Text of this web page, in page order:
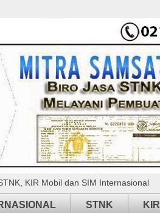
KIR Mobil dan SIM Internasional
STNK KIR